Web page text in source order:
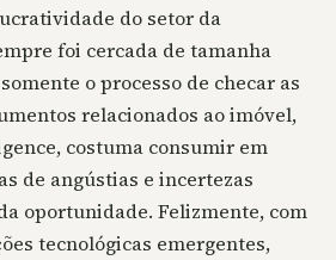
do setor da
foi cercada de tamanha
o processo de checar as
relacionados ao imóvel,
costuma consumir em
de angústias e incertezas
oportunidade. Felizmente, com
tecnológicas emergentes,